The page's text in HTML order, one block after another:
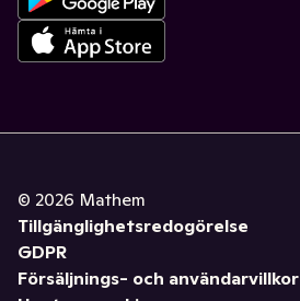
© 2026 Mathem
Tillgänglighetsredogörelse
GDPR
Försäljnings- och användarvillkor